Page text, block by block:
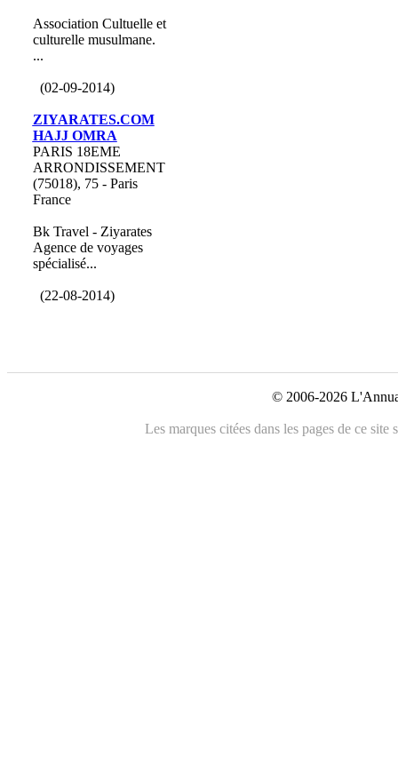
Association Cultuelle et
culturelle musulmane.
...
(02-09-2014)
ZIYARATES.COM
HAJJ OMRA
PARIS 18EME
ARRONDISSEMENT
(75018), 75 - Paris
France
Bk Travel - Ziyarates
Agence de voyages
spécialisé...
(22-08-2014)
© 2006-2026
Les marques citées dans les pages de ce